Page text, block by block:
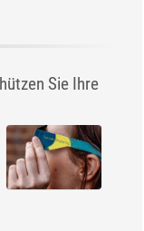
Sie Ihre